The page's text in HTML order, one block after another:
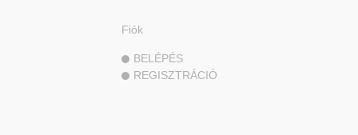
Fiók
BELÉPÉS
REGISZTRÁCIÓ